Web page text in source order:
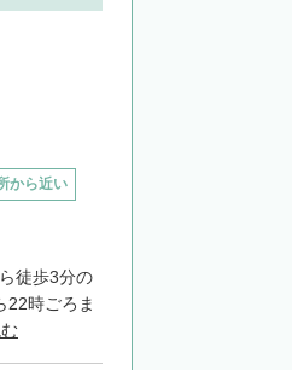
から近い
徒歩3分の
22時ごろま